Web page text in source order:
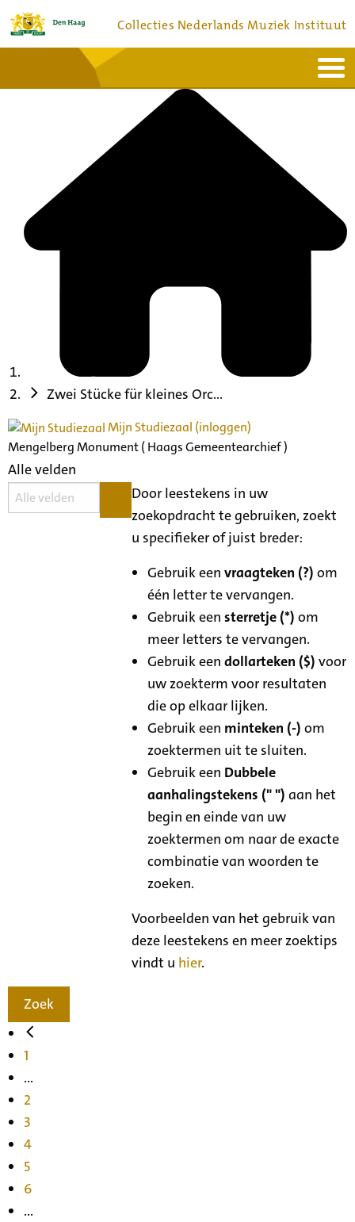
Collecties Nederlands Muziek Instituut
Bronnen en collecties
Zwei Stücke für kleines Orc...
Mijn Studiezaal (inloggen)
Mengelberg Monument ( Haags Gemeentearchief )
Alle velden
Door leestekens in uw
zoekopdracht te gebruiken, zoekt
u specifieker of juist breder:
Gebruik eenvraagteken (?) om
één letter te vervangen.
Gebruik eensterretje (*) om
meer letters te vervangen.
Gebruik eendollarteken ($) voor
uw zoekterm voor resultaten
die op elkaar lijken.
Gebruik een minteken (-) om
zoektermen uit te sluiten.
Gebruik een Dubbele
aanhalingstekens (" ") aan het
begin en einde van uw
zoektermen om naar de exacte
combinatie van woorden te
zoeken.
Voorbeelden van het gebruik van
deze leestekens en meer zoektips
vindt u hier.
Zoek
1
...
2
3
4
5
6
...